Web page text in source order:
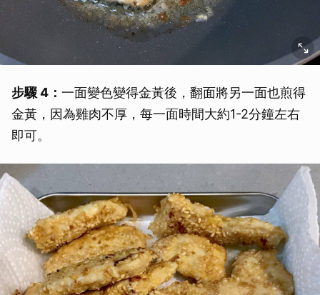
步驟 4： 一面變色變得金黃後，翻面將另一面也煎得
金黃，因為雞肉不厚，每一面時間大約1-2分鐘左右
即可。